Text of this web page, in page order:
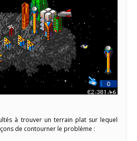
à trouver un terrain plat sur lequel
de contourner le problème :